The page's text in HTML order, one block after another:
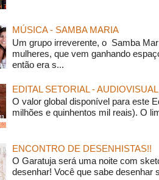
MÚSICA - SAMBA MARIA
Um grupo irreverente, o Samba
mulheres, que vem ganhando
então era s...
EDITAL SETORIAL - AUDIOVISUAL
O valor global disponível para este
milhões e quinhentos mil reais). O
ENCONTRO DE DESENHISTAS!!
O Garatuja será uma noite com
desenhar! Você que sabe desenhar